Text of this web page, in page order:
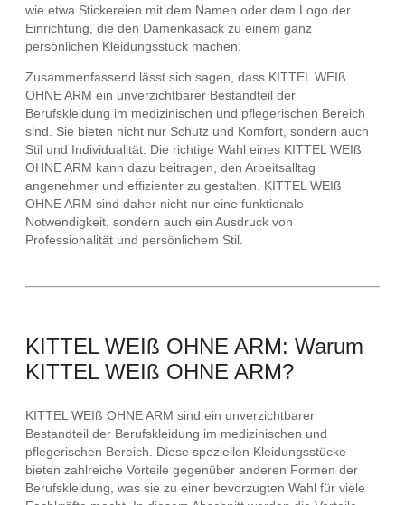
wie etwa Stickereien mit dem Namen oder dem Logo der
Einrichtung, die den Damenkasack zu einem ganz
persönlichen Kleidungsstück machen.
Zusammenfassend lässt sich sagen, dass KITTEL WEIß
OHNE ARM ein unverzichtbarer Bestandteil der
Berufskleidung im medizinischen und pflegerischen Bereich
sind. Sie bieten nicht nur Schutz und Komfort, sondern auch
Stil und Individualität. Die richtige Wahl eines KITTEL WEIß
OHNE ARM kann dazu beitragen, den Arbeitsalltag
angenehmer und effizienter zu gestalten. KITTEL WEIß
OHNE ARM sind daher nicht nur eine funktionale
Notwendigkeit, sondern auch ein Ausdruck von
Professionalität und persönlichem Stil.
KITTEL WEIß OHNE ARM: Warum
KITTEL WEIß OHNE ARM?
KITTEL WEIß OHNE ARM sind ein unverzichtbarer
Bestandteil der Berufskleidung im medizinischen und
pflegerischen Bereich. Diese speziellen Kleidungsstücke
bieten zahlreiche Vorteile gegenüber anderen Formen der
Berufskleidung, was sie zu einer bevorzugten Wahl für viele